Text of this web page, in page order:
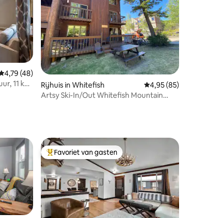
beoordeling van 4,79 op 5, 48 recensies
4,79 (48)
11 km
Rijhuis in Whitefish Gemiddelde
4,95 (85)
Artsy Ski-In/Out Whitefish Mountain
Topfavoriet van gasten
Favoriet van gasten